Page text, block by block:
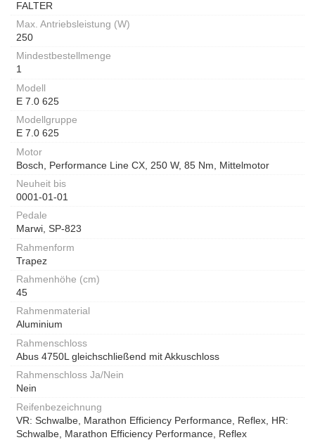
FALTER
Max. Antriebsleistung (W)
250
Mindestbestellmenge
1
Modell
E 7.0 625
Modellgruppe
E 7.0 625
Motor
Bosch, Performance Line CX, 250 W, 85 Nm, Mittelmotor
Neuheit bis
0001-01-01
Pedale
Marwi, SP-823
Rahmenform
Trapez
Rahmenhöhe (cm)
45
Rahmenmaterial
Aluminium
Rahmenschloss
Abus 4750L gleichschließend mit Akkuschloss
Rahmenschloss Ja/Nein
Nein
Reifenbezeichnung
VR: Schwalbe, Marathon Efficiency Performance, Reflex, HR:
Schwalbe, Marathon Efficiency Performance, Reflex